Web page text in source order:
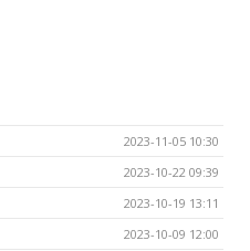
2023-11-05 10:30
2023-10-22 09:39
2023-10-19 13:11
2023-10-09 12:00